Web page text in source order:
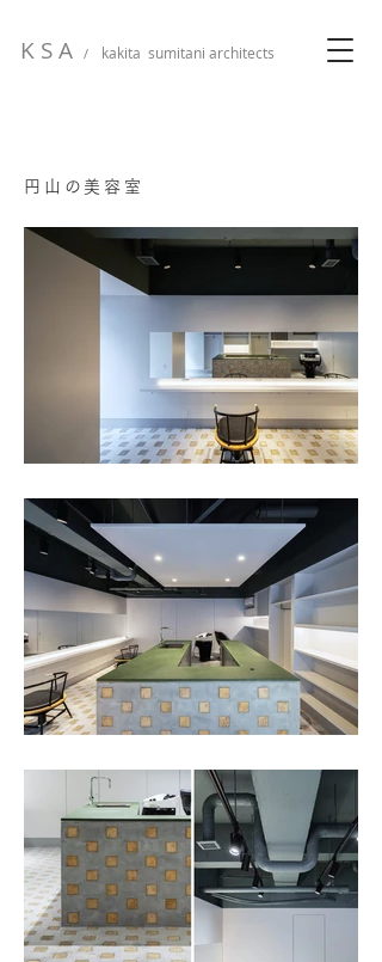
K S A / kakita sumitani architects
円山の美容室